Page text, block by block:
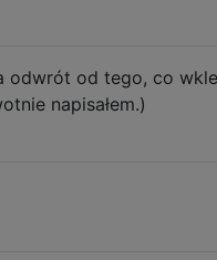
odwrót od tego, co
napisałem.)